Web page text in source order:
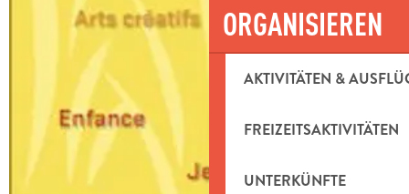
ORGANISIEREN
AKTIVITÄTEN &
FREIZEITSAKTIVITÄTEN
UNTERKÜNFTE